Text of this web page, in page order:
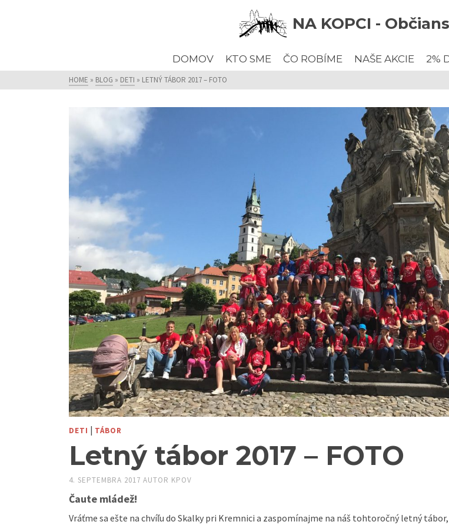
NA KOPCI -
DOMOV KTO SME ČO ROBÍME NAŠE AKCIE 2%
HOME » BLOG » DETI » LETNÝ TÁBOR 2017 – FOTO
DETI | TÁBOR
Letný tábor 2017 – FOTO
4. SEPTEMBRA 2017 AUTOR KPOV
Čaute mládež!
Vráťme sa ešte na chvíľu do Skalky pri Kremnici a zaspomínajme na náš tohtoročný letný